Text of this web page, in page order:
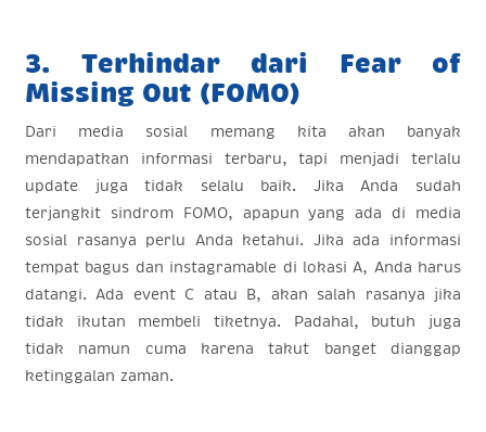
3. Terhindar dari Fear of
Missing Out (FOMO)
Dari media sosial memang kita akan banyak
mendapatkan informasi terbaru, tapi menjadi terlalu
update juga tidak selalu baik. Jika Anda sudah
terjangkit sindrom FOMO, apapun yang ada di media
sosial rasanya perlu Anda ketahui. Jika ada informasi
tempat bagus dan instagramable di lokasi A, Anda harus
datangi. Ada event C atau B, akan salah rasanya jika
tidak ikutan membeli tiketnya. Padahal, butuh juga
tidak namun cuma karena takut banget dianggap
ketinggalan zaman.